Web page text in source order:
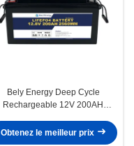
Bely Energy Deep Cycle
Rechargeable 12V 200AH
électroménagers
Obtenez le meilleur prix